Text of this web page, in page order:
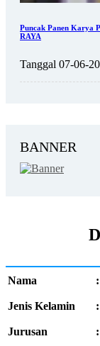
Puncak Panen Karya
RAYA
Tanggal 07-06-
BANNER
Nama :
Jenis Kelamin :
Jurusan :